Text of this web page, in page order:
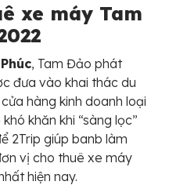
xe máy Tam
, Tam Đảo phát
đưa vào khai thác du
hàng kinh doanh loại
khăn khi “sàng lọc”
2Trip giúp banb làm
vị cho thuê xe máy
hiện nay.